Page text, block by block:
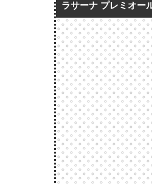
ラサーナ プレミオー